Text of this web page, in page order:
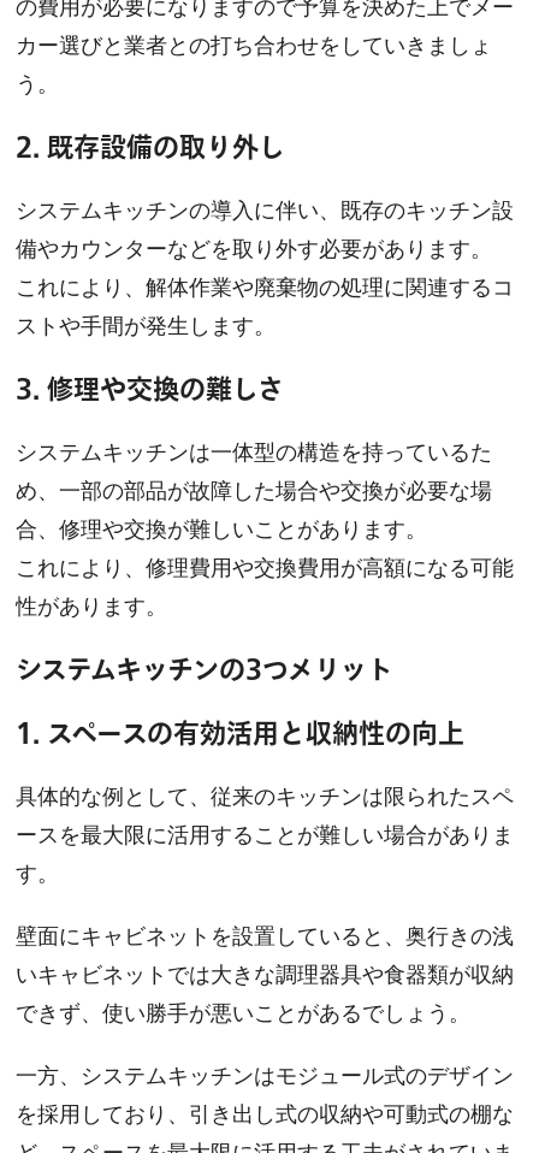
の費用が必要になりますので予算を決めた上でメー
カー選びと業者との打ち合わせをしていきましょ
う。
2. 既存設備の取り外し
システムキッチンの導入に伴い、既存のキッチン設
備やカウンターなどを取り外す必要があります。
これにより、解体作業や廃棄物の処理に関連するコ
ストや手間が発生します。
3. 修理や交換の難しさ
システムキッチンは一体型の構造を持っているた
め、一部の部品が故障した場合や交換が必要な場
合、修理や交換が難しいことがあります。
これにより、修理費用や交換費用が高額になる可能
性があります。
システムキッチンの3つメリット
1. スペースの有効活用と収納性の向上
具体的な例として、従来のキッチンは限られたスペ
ースを最大限に活用することが難しい場合がありま
す。
壁面にキャビネットを設置していると、奥行きの浅
いキャビネットでは大きな調理器具や食器類が収納
できず、使い勝手が悪いことがあるでしょう。
一方、システムキッチンはモジュール式のデザイン
を採用しており、引き出し式の収納や可動式の棚な